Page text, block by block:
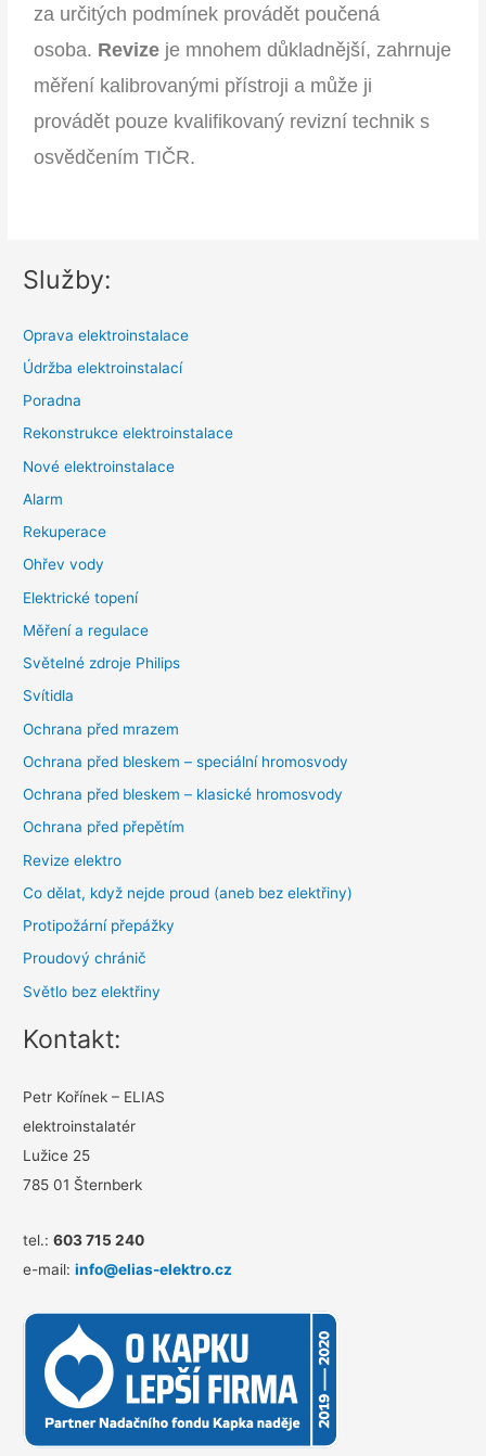
za určitých podmínek provádět poučená
osoba. Revize je mnohem důkladnější, zahrnuje
měření kalibrovanými přístroji a může ji
provádět pouze kvalifikovaný revizní technik s
osvědčením TIČR.
Služby:
Oprava elektroinstalace
Údržba elektroinstalací
Poradna
Rekonstrukce elektroinstalace
Nové elektroinstalace
Alarm
Rekuperace
Ohřev vody
Elektrické topení
Měření a regulace
Světelné zdroje Philips
Svítidla
Ochrana před mrazem
Ochrana před bleskem – speciální hromosvody
Ochrana před bleskem – klasické hromosvody
Ochrana před přepětím
Revize elektro
Co dělat, když nejde proud (aneb bez elektřiny)
Protipožární přepážky
Proudový chránič
Světlo bez elektřiny
Kontakt:
Petr Kořínek – ELIAS
elektroinstalatér
Lužice 25
785 01 Šternberk
tel.:603 715 240
e-mail:info@elias-elektro.cz